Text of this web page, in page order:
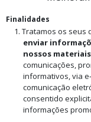
Finalidades
1. Tratamos os
enviar
nossos
comunicações,
informativos, via
comunicação
consentido
informações